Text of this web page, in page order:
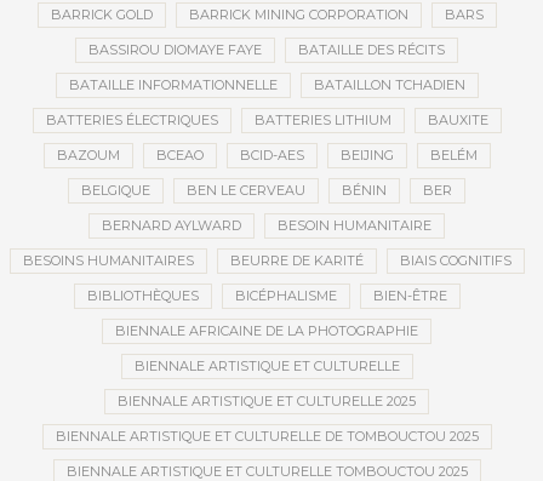
BARRICK GOLD BARRICK MINING CORPORATION BARS
BASSIROU DIOMAYE FAYE BATAILLE DES RÉCITS
BATAILLE INFORMATIONNELLE BATAILLON TCHADIEN
BATTERIES ÉLECTRIQUES BATTERIES LITHIUM BAUXITE
BAZOUM BCEAO BCID-AES BEIJING BELÉM
BELGIQUE BEN LE CERVEAU BÉNIN BER
BERNARD AYLWARD BESOIN HUMANITAIRE
BESOINS HUMANITAIRES BEURRE DE KARITÉ BIAIS COGNITIFS
BIBLIOTHÈQUES BICÉPHALISME BIEN-ÊTRE
BIENNALE AFRICAINE DE LA PHOTOGRAPHIE
BIENNALE ARTISTIQUE ET CULTURELLE
BIENNALE ARTISTIQUE ET CULTURELLE 2025
BIENNALE ARTISTIQUE ET CULTURELLE DE TOMBOUCTOU 2025
BIENNALE ARTISTIQUE ET CULTURELLE TOMBOUCTOU 2025